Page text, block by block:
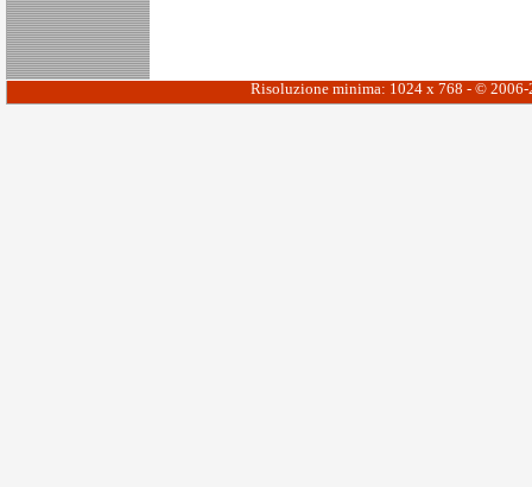
Risoluzione minima: 1024 x 768 - ©